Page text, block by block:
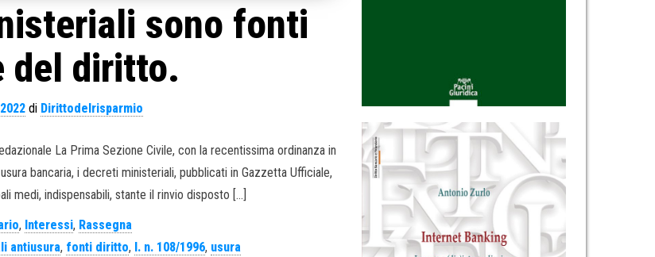
sono fonti
del diritto.
di Dirittodelrisparmio
La Prima Sezione Civile, con la recentissima ordinanza in
bancaria, i decreti ministeriali, pubblicati in Gazzetta Ufficiale,
medi, indispensabili, stante il rinvio disposto […]
, Interessi, Rassegna
antiusura, fonti diritto, l. n. 108/1996, usura